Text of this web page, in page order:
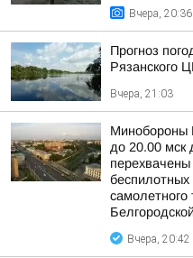
Вчера, 20:36
Прогноз
Рязанского
Вчера, 21:03
Минобороны
до 20.00
перехвачены
самолетного
Вчера, 20:42